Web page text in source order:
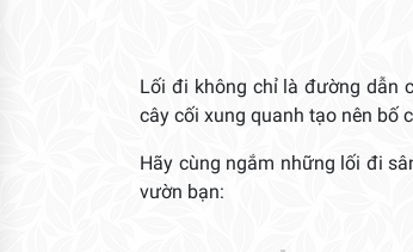
Lối đi không chỉ là đường dẫn
cây cối xung quanh tạo nên bố
Hãy cùng ngắm những lối đi
vườn bạn: